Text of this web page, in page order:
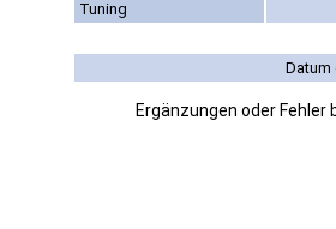
Tuning
Datum
Ergänzungen oder